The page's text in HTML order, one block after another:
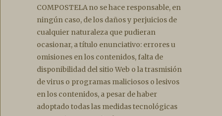
COMPOSTELA no se hace responsable, en
ningún caso, de los daños y perjuicios de
cualquier naturaleza que pudieran
ocasionar, a título enunciativo: errores u
omisiones en los contenidos, falta de
disponibilidad del sitio Web o la trasmisión
de virus o programas maliciosos o lesivos
en los contenidos, a pesar de haber
adoptado todas las medidas tecnológicas